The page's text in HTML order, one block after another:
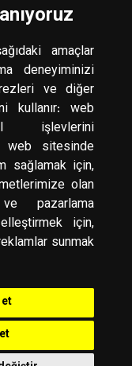
amaçlar
deneyiminizi
ve diğer
kullanır: web
işlevlerini
web sitesinde
sağlamak için,
olan
pazarlama
için,
sunmak
reduces
protects critical
businesses and
of it can lead to
losses and
and legal
backup**
relying on